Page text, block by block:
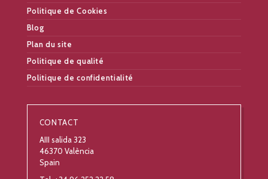
Politique de Cookies
Blog
Plan du site
Politique de qualité
Politique de confidentialité
CONTACT
AIII salida 323
46370 València
Spain